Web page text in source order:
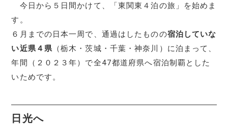
今日から５日間かけて、「東関東４泊の旅」を始めま
す。
６月までの日本一周で、通過はしたものの宿泊していな
い近県４県 （栃木・茨城・千葉・神奈川）に泊まって、
年間（２０２３年）で全47都道府県へ宿泊制覇とした
いためです。
日光へ